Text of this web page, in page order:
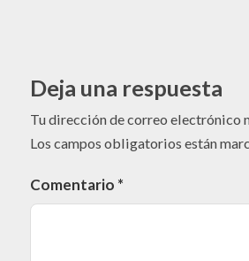
Deja una respuesta
Tu dirección de correo electrónico
Los campos obligatorios están
Comentario *